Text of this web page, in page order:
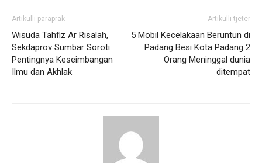
Artikulli paraprak
Wisuda Tahfiz Ar Risalah,
Sekdaprov Sumbar Soroti
Pentingnya Keseimbangan
Ilmu dan Akhlak
Artikulli tjetër
5 Mobil Kecelakaan Beruntun di
Padang Besi Kota Padang 2
Orang Meninggal dunia
ditempat